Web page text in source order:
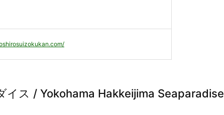
イス / Yokohama Hakkeijima Seaparadise